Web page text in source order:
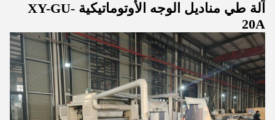
آلة طي مناديل الوجه الأوتوماتيكية XY-GU-
20A